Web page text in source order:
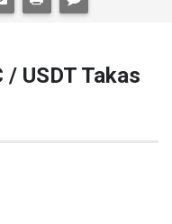
USDT Takas